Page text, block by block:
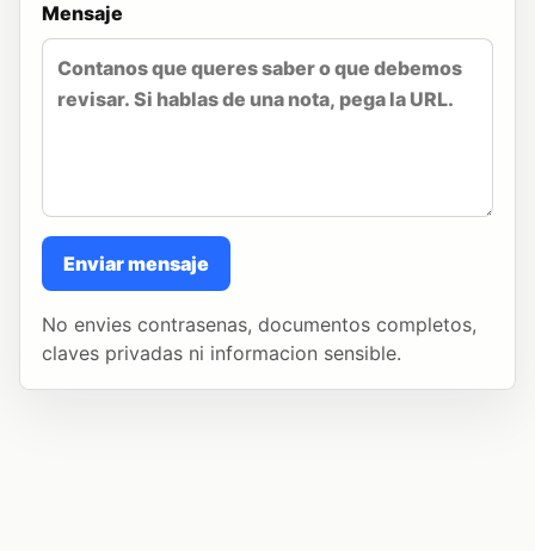
Mensaje
Enviar mensaje
No envies contrasenas, documentos completos,
claves privadas ni informacion sensible.